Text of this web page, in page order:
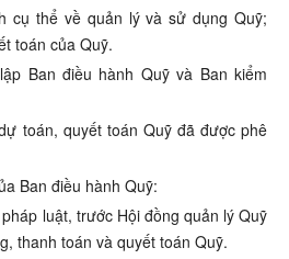
cụ thể về quản lý và sử dụng Quỹ;
toán của Quỹ.
Ban điều hành Quỹ và Ban kiểm
toán, quyết toán Quỹ đã được phê
Ban điều hành Quỹ:
luật, trước Hội đồng quản lý Quỹ
thanh toán và quyết toán Quỹ.